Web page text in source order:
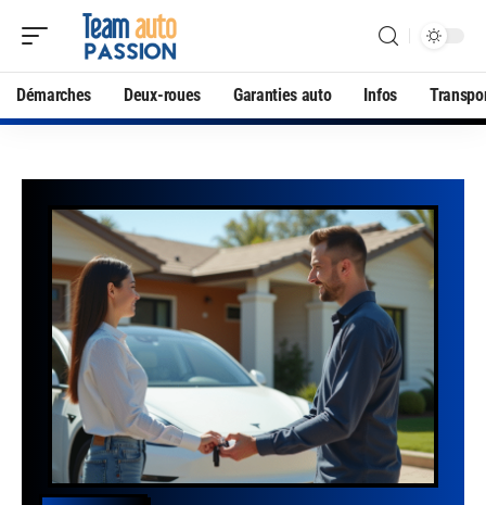
Démarches Deux-roues Garanties auto Infos